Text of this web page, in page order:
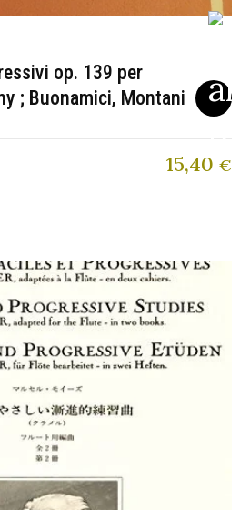
op. 139 per
; Buonamici, Montani
15,40 €